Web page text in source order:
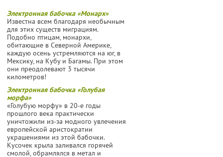
Электронная бабочка «Монарх»
Известна всем благодаря необычным
для этих существ миграциям.
Подобно птицам, монархи,
обитающие в Северной Америке,
каждую осень устремляются на юг, в
Мексику, на Кубу и Багамы. При этом
они преодолевают 3 тысячи
километров!
Электронная бабочка «Голубая
морфа»
«Голубую морфу» в 20-е годы
прошлого века практически
уничтожили из-за модного увлечения
европейской аристократии
украшениями из этой бабочки.
Кусочек крыла заливался горячей
смолой, обрамлялся в метал и